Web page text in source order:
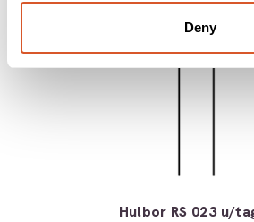
Deny
Hulbor RS 023 u/